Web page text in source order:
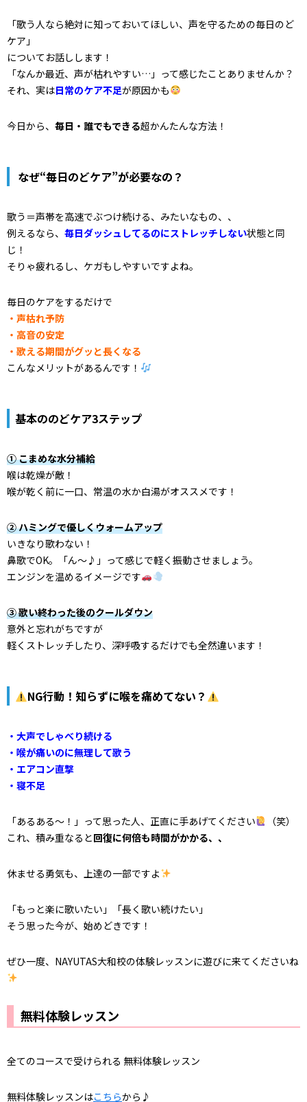
「歌う人なら絶対に知っておいてほしい、声を守るための毎日のど
ケア」
についてお話しします！
「なんか最近、声が枯れやすい…」って感じたことありませんか？
それ、実は日常のケア不足が原因かも
今日から、 毎日・誰でもできる超かんたんな方法！
なぜ“毎日のどケア”が必要なの？
歌う＝声帯を高速でぶつけ続ける、みたいなもの、、
例えるなら、 毎日ダッシュしてるのにストレッチしない状態と同
じ！
そりゃ疲れるし、ケガもしやすいですよね。
毎日のケアをするだけで
・声枯れ予防
・高音の安定
・歌える期間がグッと長くなる
こんなメリットがあるんです！
基本ののどケア3ステップ
① こまめな水分補給
喉は乾燥が敵！
喉が乾く前に一口、常温の水か白湯がオススメです！
② ハミングで優しくウォームアップ
いきなり歌わない！
鼻歌でOK。「ん〜♪」って感じで軽く振動させましょう。
エンジンを温めるイメージです
③ 歌い終わった後のクールダウン
意外と忘れがちですが
軽くストレッチしたり、深呼吸するだけでも全然違います！
NG行動！知らずに喉を痛めてない？
・大声でしゃべり続ける
・喉が痛いのに無理して歌う
・エアコン直撃
・寝不足
「あるある〜！」って思った人、正直に手あげてください
（笑）
これ、積み重なると回復に何倍も時間がかかる、、
休ませる勇気も、上達の一部ですよ
「もっと楽に歌いたい」「長く歌い続けたい」
そう思った今が、始めどきです！
ぜひ一度、NAYUTAS大和校の体験レッスンに遊びに来てくださいね
無料体験レッスン
全てのコースで受けられる 無料体験レッスン
無料体験レッスンはこちらから♪